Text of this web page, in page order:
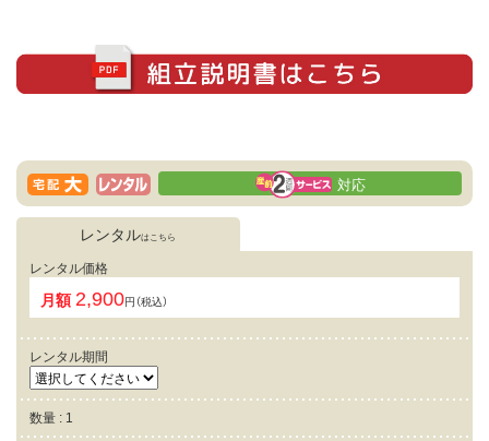
対応
レンタルはこちら
レンタル価格
月額2,900円（税込）
レンタル期間
数量 : 1